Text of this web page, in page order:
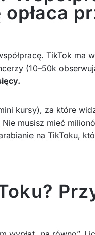
TikTok ma
(10–50k
kursy), za które
musisz mieć
na TikToku,